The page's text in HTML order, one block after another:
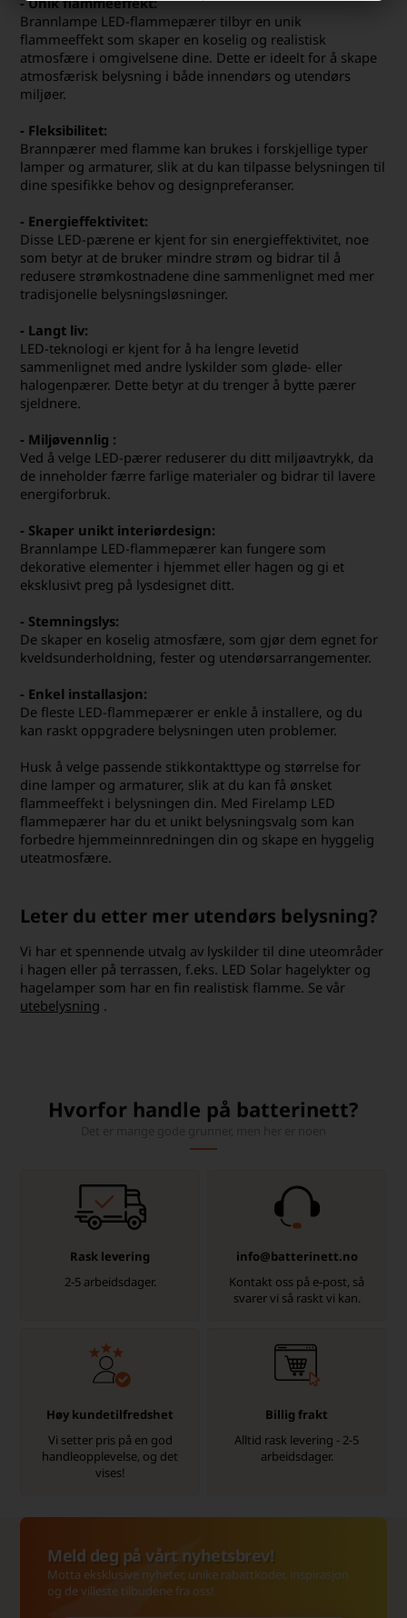
Brannlampe LED-flammepærer tilbyr en unik
flammeeffekt som skaper en koselig og realistisk
atmosfære i omgivelsene dine. Dette er ideelt for å skape
atmosfærisk belysning i både innendørs og utendørs
miljøer.
- Fleksibilitet:
Brannpærer med flamme kan brukes i forskjellige typer
lamper og armaturer, slik at du kan tilpasse belysningen til
dine spesifikke behov og designpreferanser.
- Energieffektivitet:
Disse LED-pærene er kjent for sin energieffektivitet, noe
som betyr at de bruker mindre strøm og bidrar til å
redusere strømkostnadene dine sammenlignet med mer
tradisjonelle belysningsløsninger.
- Langt liv:
LED-teknologi er kjent for å ha lengre levetid
sammenlignet med andre lyskilder som gløde- eller
halogenpærer. Dette betyr at du trenger å bytte pærer
sjeldnere.
- Miljøvennlig :
Ved å velge LED-pærer reduserer du ditt miljøavtrykk, da
de inneholder færre farlige materialer og bidrar til lavere
energiforbruk.
- Skaper unikt interiørdesign:
Brannlampe LED-flammepærer kan fungere som
dekorative elementer i hjemmet eller hagen og gi et
eksklusivt preg på lysdesignet ditt.
- Stemningslys:
De skaper en koselig atmosfære, som gjør dem egnet for
kveldsunderholdning, fester og utendørsarrangementer.
- Enkel installasjon:
De fleste LED-flammepærer er enkle å installere, og du
kan raskt oppgradere belysningen uten problemer.
Husk å velge passende stikkontakttype og størrelse for
dine lamper og armaturer, slik at du kan få ønsket
flammeeffekt i belysningen din. Med Firelamp LED
flammepærer har du et unikt belysningsvalg som kan
forbedre hjemmeinnredningen din og skape en hyggelig
uteatmosfære.
Leter du etter mer utendørs belysning?
Vi har et spennende utvalg av lyskilder til dine uteområder
i hagen eller på terrassen, f.eks. LED Solar hagelykter og
hagelamper som har en fin realistisk flamme. Se vår
utebelysning .
Hvorfor handle på batterinett?
Rask levering
2-5 arbeidsdager.
info@batterinett.no
Kontakt oss på e-post, så
svarer vi så raskt vi kan.
Høy kundetilfredshet
Vi setter pris på en god
handleopplevelse, og det
vises!
Billig frakt
Alltid rask levering - 2-5
arbeidsdager.
Meld deg på vårt nyhetsbrev!
Motta eksklusive nyheter, unike rabattkoder, inspirasjon
og de villeste tilbudene fra oss!